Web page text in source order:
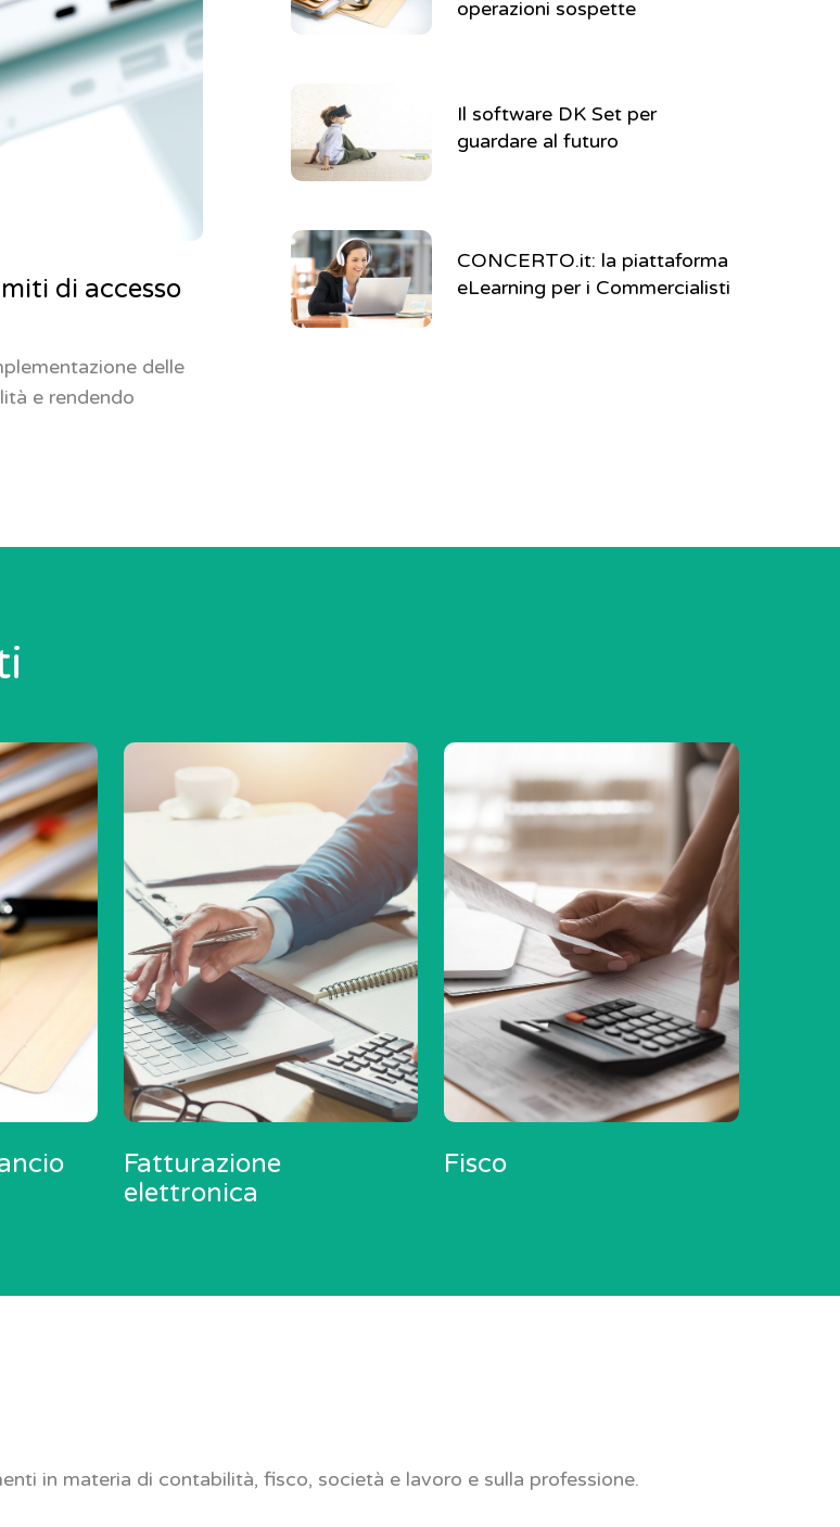
di accesso
delle
e rendendo
operazioni sospette
Il software DK Set per
guardare al futuro
CONCERTO.it: la piattaforma
eLearning per i Commercialisti
Fatturazione
elettronica
Fisco
in materia di contabilità, fisco, società e lavoro e sulla professione.